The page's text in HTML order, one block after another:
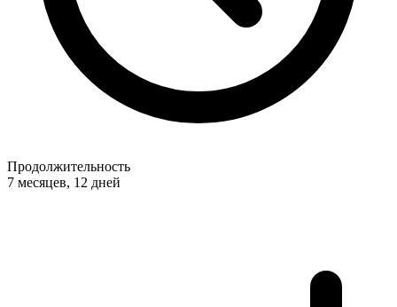
Продолжительность
7 месяцев, 12 дней